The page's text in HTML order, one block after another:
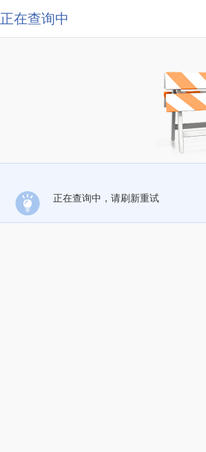
正在查询中
正在查询中，请刷新重试